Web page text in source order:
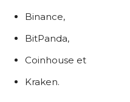
Binance,
BitPanda,
Coinhouse et
Kraken.